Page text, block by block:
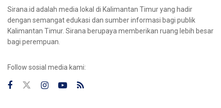
Sirana.id adalah media lokal di Kalimantan Timur yang hadir
dengan semangat edukasi dan sumber informasi bagi publik
Kalimantan Timur. Sirana berupaya memberikan ruang lebih besar
bagi perempuan.
Follow sosial media kami: